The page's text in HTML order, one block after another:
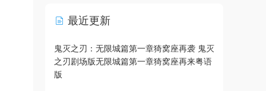
最近更新
鬼灭之刃：无限城篇第一章猗窝座再袭 鬼灭
之刃剧场版无限城篇第一章猗窝座再来粤语
版